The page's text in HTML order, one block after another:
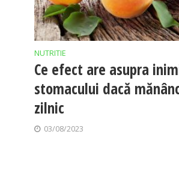
NUTRITIE
Ce efect are asupra
stomacului dacă
zilnic
03/08/2023